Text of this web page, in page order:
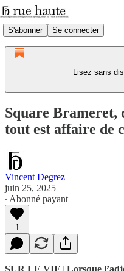
S'abonner Se connecter
Lisez sans
Square
tout est affaire de
Vincent Degrez
juin 25, 2025
∙ Abonné payant
1
SUR LE VIF | Lorsque